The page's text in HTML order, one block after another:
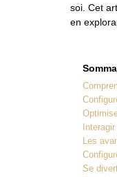
soi. Cet
en
Les
Se